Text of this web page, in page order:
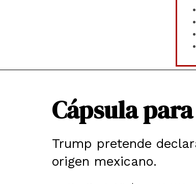
Cápsula
Trump pretende
origen mexicano.